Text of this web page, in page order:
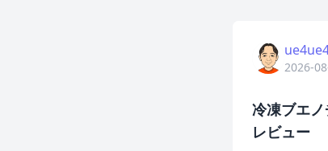
2026-
冷凍ブエ
レビュー